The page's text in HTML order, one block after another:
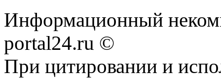
Информационный
portal24.ru ©
При цитировании и